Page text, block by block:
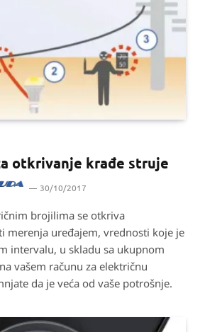
otkrivanje krađe struje
30/10/2017
brojilima se otkriva
merenja uređajem, vrednosti koje je
intervalu, u skladu sa ukupnom
vašem računu za električnu
da je veća od vaše potrošnje.